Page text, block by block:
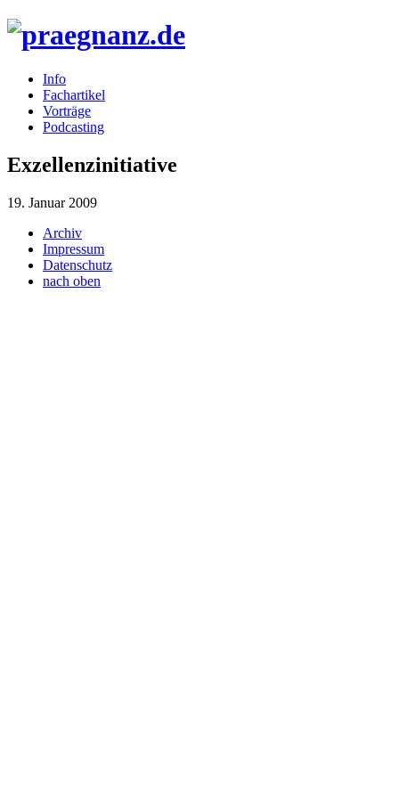
Info
Fachartikel
Vorträge
Podcasting
Exzellenzinitiative
19. Januar 2009
Archiv
Impressum
Datenschutz
nach oben